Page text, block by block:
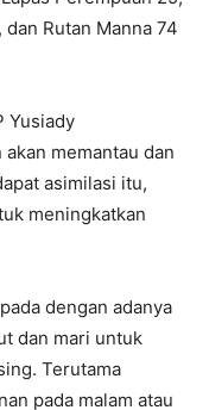
Rutan Manna 74
Yusiady
memantau dan
asimilasi itu,
meningkatkan
dengan adanya
dan mari untuk
Terutama
pada malam atau